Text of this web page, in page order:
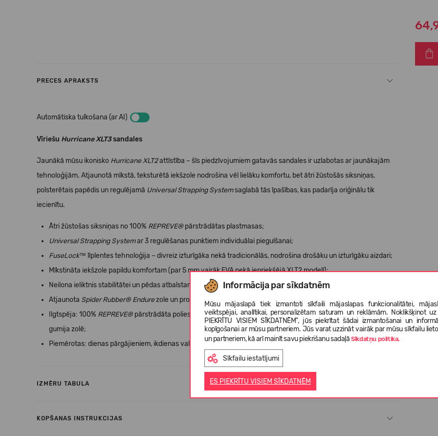
Informācija par sīkdatnēm
Mūsu mājaslapā tiek izmantoti sīkfaili mājaslapas funkcionalitātei,
veiktspējai, analītikai, personalizētam saturam un reklāmām. Noklikšķinot
PIEKRĪTU VISIEM SĪKDATNĒM", jūs piekrītat šādai izmantošanai un
kopīgošanai ar mūsu partneriem. Jūs varat uzzināt vairāk par mūsu sīkfailu
un partneriem, kā arī mainīt savu piekrišanu sadaļāSīkdatņu politika.
Sīkfailu iestatījumi
ES PIEKRĪTU VISIEM SĪKDATNĒM
PRECES APRAKSTS
Automātiska tulkošana (ar AI)
Vīriešu Hurricane XLT3sandales
Jaunākā mūsu ikonisko Hurricane XLT2attīstība – šīs piedzīvojumiem gatavās sandales ir uzlabotas ar jaunākajām
tehnoloģijām. Atjaunotā mīkstā, teksturētā iekšzole nodrošina vēl lielāku komfortu, bet ātri žūstošās siksniņas,
polsterētais papēdis un regulējamā Universal Strapping Systemsaglabā tās īpašības, kas padarīja oriģinālu tik
iecienītu.
Ātri žūstošas siksniņas no 100% REPREVE® pārstrādātas plastmasas;
Universal Strapping Systemar 3 regulēšanas punktiem individuālai piegulšanai;
FuseLock™ līplentes tehnoloģija – divreiz izturīgāka nekā tradicionālās, nodrošina drošāku un izturīgāku aizdari;
Mīkstināta iekšzole papildu komfortam (par 5 mm vairāk EVA nekā iepriekšējā XLT2 modelī);
Neilona ieliktnis stabilitātei un pēdas atbalstam nelīdzenā apvidū;
Atjaunota Spider Rubber® Endurezole un protektora raksts uzlabotai saķerei un stabilitātei;
Ilgtspēja: 100% REPREVE® pārstrādāta poliestera siksniņas, 30% pārstrādāts EVA starpzole, 30% pārstrādāta
gumija zolē;
Piemērotas: dienas pārgājieniem, ikdienas valkāšanai.
IZMĒRU TABULA
KOPŠANAS INSTRUKCIJAS